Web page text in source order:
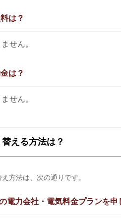
は？
せん。
は？
せん。
える方法は？
方法は、次の通りです。
電力会社・電気料金プランを申